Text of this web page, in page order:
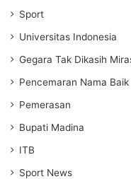
Sport
Universitas Indonesia
Gegara Tak Dikasih
Pencemaran Nama Baik
Pemerasan
Bupati Madina
ITB
Sport News